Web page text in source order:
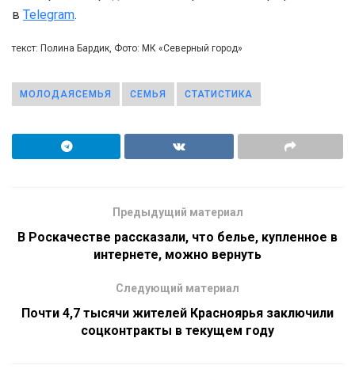
в Telegram.
текст: Полина Бардик, Фото: МК «Северный город»
МОЛОДАЯСЕМЬЯ СЕМЬЯ СТАТИСТИКА
Предыдущий материал
В Роскачестве рассказали, что белье, купленное в
интернете, можно вернуть
Следующий материал
Почти 4,7 тысячи жителей Красноярья заключили
соцконтракты в текущем году